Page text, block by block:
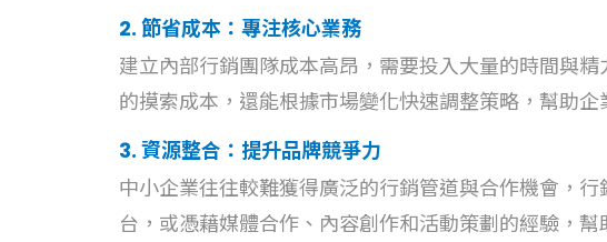
2. 節省成本：專注核心業務
建立內部行銷團隊成本高昂，需要投入大量的時間與
的摸索成本，還能根據市場變化快速調整策略，幫助
3. 資源整合：提升品牌競爭力
中小企業往往較難獲得廣泛的行銷管道與合作機會，
台，或憑藉媒體合作、內容創作和活動策劃的經驗，